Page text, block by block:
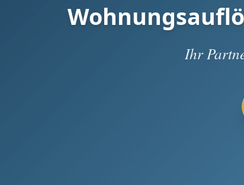
Ihr